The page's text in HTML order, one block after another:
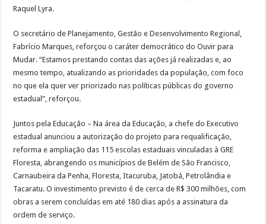
Raquel Lyra.
O secretário de Planejamento, Gestão e Desenvolvimento Regional,
Fabrício Marques, reforçou o caráter democrático do Ouvir para
Mudar. “Estamos prestando contas das ações já realizadas e, ao
mesmo tempo, atualizando as prioridades da população, com foco
no que ela quer ver priorizado nas políticas públicas do governo
estadual”, reforçou.
Juntos pela Educação – Na área da Educação, a chefe do Executivo
estadual anunciou a autorização do projeto para requalificação,
reforma e ampliação das 115 escolas estaduais vinculadas à GRE
Floresta, abrangendo os municípios de Belém de São Francisco,
Carnaubeira da Penha, Floresta, Itacuruba, Jatobá, Petrolândia e
Tacaratu. O investimento previsto é de cerca de R$ 300 milhões, com
obras a serem concluídas em até 180 dias após a assinatura da
ordem de serviço.